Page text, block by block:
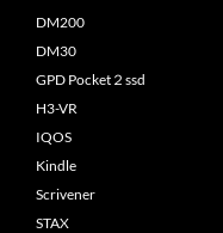
DM200
DM30
GPD Pocket２ssd
H3-VR
IQOS
Kindle
Scrivener
STAX